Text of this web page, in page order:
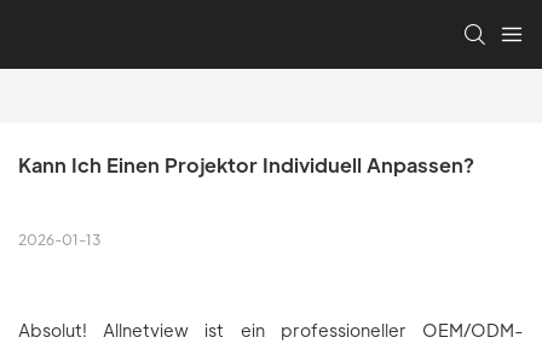
Kann Ich Einen Projektor Individuell Anpassen?
2026-01-13
Absolut! Allnetview ist ein professioneller OEM/ODM-